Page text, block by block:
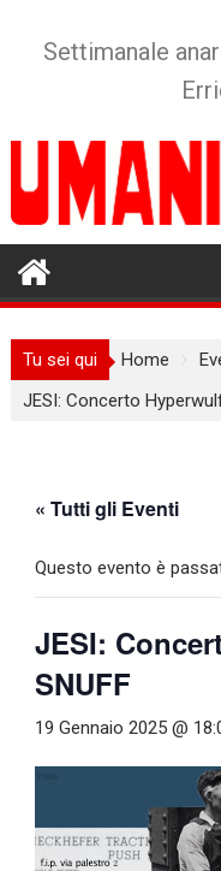
Settimanale
Tu sei qui Home
JESI: Concerto
« Tutti gli Eventi
Questo evento è
JESI:
SNUFF
19 Gennaio 2025 @